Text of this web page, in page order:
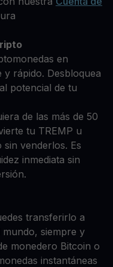
en
y rápido. Desbloquea
potencial de tu
de las más de 50
tu TREMP u
venderlos. Es
inmediata sin
transferirlo a
siempre y
monedero Bitcoin o
instantáneas